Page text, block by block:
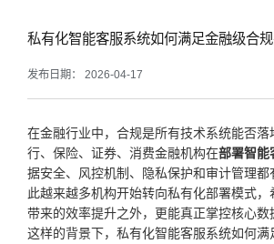
私有化智能客服系统如何满足金融级合
发布日期： 2026-04-17
在金融行业中，合规是所有技术系统能否落
行、保险、证券、消费金融机构在部署智能
据安全、风控机制、隐私保护和审计管理都
此越来越多机构开始转向私有化部署模式
带来的效率提升之外，更能真正掌控核心数
这样的背景下，私有化智能客服系统如何满